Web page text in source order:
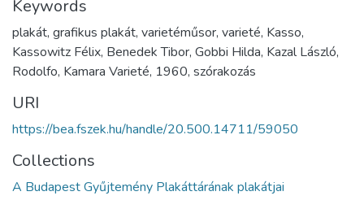
Keywords
plakát, grafikus plakát, varietéműsor, varieté, Kasso,
Kassowitz Félix, Benedek Tibor, Gobbi Hilda, Kazal László,
Rodolfo, Kamara Varieté, 1960, szórakozás
URI
https://bea.fszek.hu/handle/20.500.14711/59050
Collections
A Budapest Gyűjtemény Plakáttárának plakátjai